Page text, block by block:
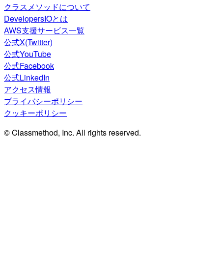
クラスメソッドについて
DevelopersIOとは
AWS支援サービス一覧
公式X(Twitter)
公式YouTube
公式Facebook
公式LinkedIn
アクセス情報
プライバシーポリシー
クッキーポリシー
© Classmethod, Inc. All rights reserved.